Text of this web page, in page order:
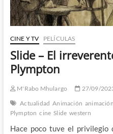
CINE Y TV PELÍCULAS
Slide – El
Plympton
M'Rabo Mhulargo 27/09/
Actualidad Animación
Plympton cine Slide western
Hace poco tuve el